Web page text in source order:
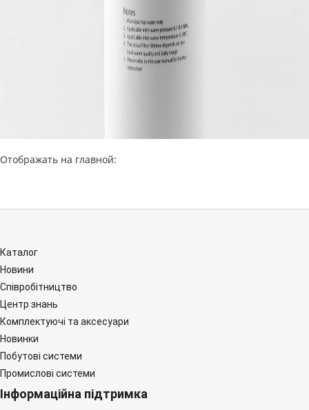
Отображать на главной:
Каталог
Новини
Співробітництво
Центр знань
Комплектуючі та аксесуари
Новинки
Побутові системи
Промислові системи
Інформаційна підтримка